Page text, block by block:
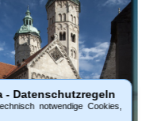
- Datenschutzregeln
notwendige Cookies,